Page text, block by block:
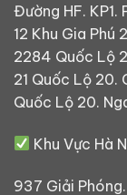
Đường HF. KP1.
12 Khu Gia Phú
2284 Quốc Lộ
21 Quốc Lộ 20.
Quốc Lộ 20.
Khu Vực Hà
937 Giải